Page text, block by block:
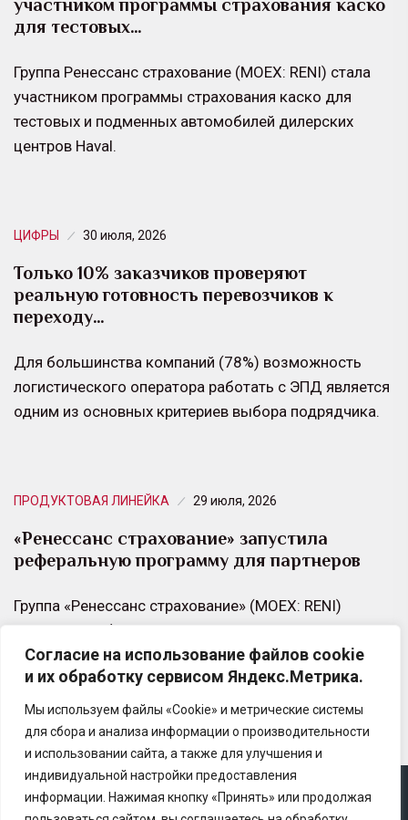
Согласие на использование файлов cookie
и их обработку сервисом Яндекс.Метрика.
Мы используем файлы «Cookie» и метрические системы
для сбора и анализа информации о производительности
и использовании сайта, а также для улучшения и
индивидуальной настройки предоставления
информации. Нажимая кнопку «Принять» или продолжая
участником программы страхования каско
для тестовых…
Группа Ренессанс страхование (MOEX: RENI) стала
участником программы страхования каско для
тестовых и подменных автомобилей дилерских
центров Haval.
ЦИФРЫ 30 июля, 2026
Только 10% заказчиков проверяют
реальную готовность перевозчиков к
переходу…
Для большинства компаний (78%) возможность
логистического оператора работать с ЭПД является
одним из основных критериев выбора подрядчика.
ПРОДУКТОВАЯ ЛИНЕЙКА 29 июля, 2026
«Ренессанс страхование» запустила
реферальную программу для партнеров
Группа «Ренессанс страхование» (MOEX: RENI)
запустила реферальную программу для партнерской
сети. Новый механизм позволяет действующим
агентам, брокерам и субагентам и любым…
Copyright © 2025 Ассоциация «Некоммерческого